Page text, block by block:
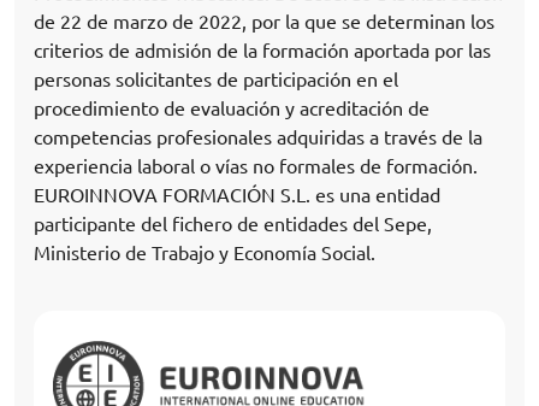
de 22 de marzo de 2022, por la que se determinan los
criterios de admisión de la formación aportada por las
personas solicitantes de participación en el
procedimiento de evaluación y acreditación de
competencias profesionales adquiridas a través de la
experiencia laboral o vías no formales de formación.
EUROINNOVA FORMACIÓN S.L. es una entidad
participante del fichero de entidades del Sepe,
Ministerio de Trabajo y Economía Social.